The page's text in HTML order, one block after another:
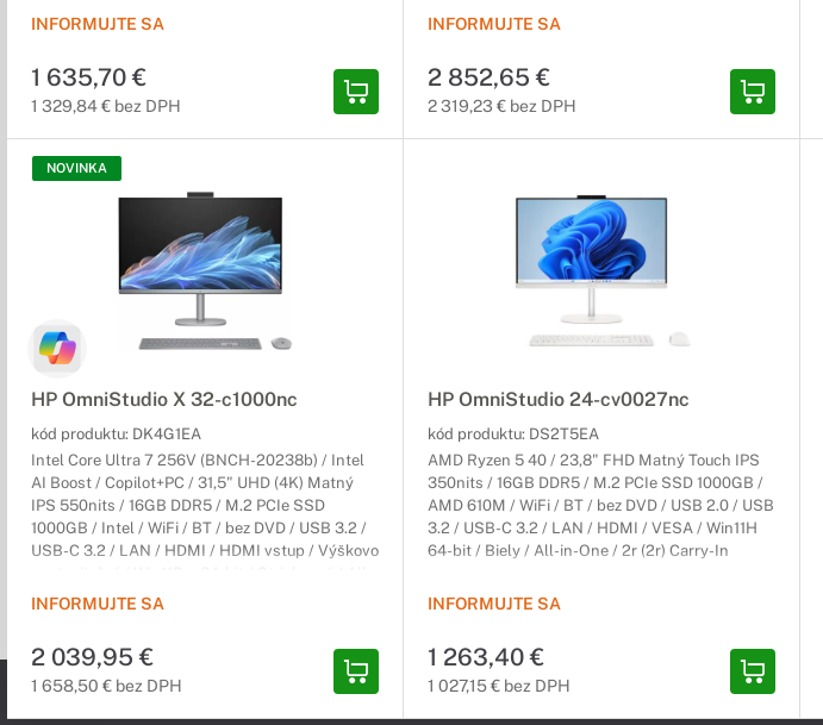
INFORMUJTE SA
1 635,70 €
1 329,84 € bez DPH
Carry-In
INFORMUJTE SA
2 852,65 €
2 319,23 € bez DPH
NOVINKA
HP OmniStudio X 32-c1000nc
kód produktu: DK4G1EA
Intel Core Ultra 7 256V (BNCH-20238b) / Intel
AI Boost / Copilot+PC / 31,5" UHD (4K) Matný
IPS 550nits / 16GB DDR5 / M.2 PCIe SSD
1000GB / Intel / WiFi / BT / bez DVD / USB 3.2 /
USB-C 3.2 / LAN / HDMI / HDMI vstup / Výškovo
in-One / 2r (2r) Carry-In
INFORMUJTE SA
2 039,95 €
1 658,50 € bez DPH
HP OmniStudio 24-cv0027nc
kód produktu: DS2T5EA
AMD Ryzen 5 40 / 23,8" FHD Matný Touch IPS
350nits / 16GB DDR5 / M.2 PCIe SSD 1000GB /
AMD 610M / WiFi / BT / bez DVD / USB 2.0 / USB
3.2 / USB-C 3.2 / LAN / HDMI / VESA / Win11H
64-bit / Biely / All-in-One / 2r (2r) Carry-In
INFORMUJTE SA
1 263,40 €
1 027,15 € bez DPH